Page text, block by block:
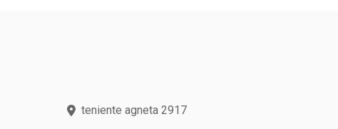
teniente agneta 2917